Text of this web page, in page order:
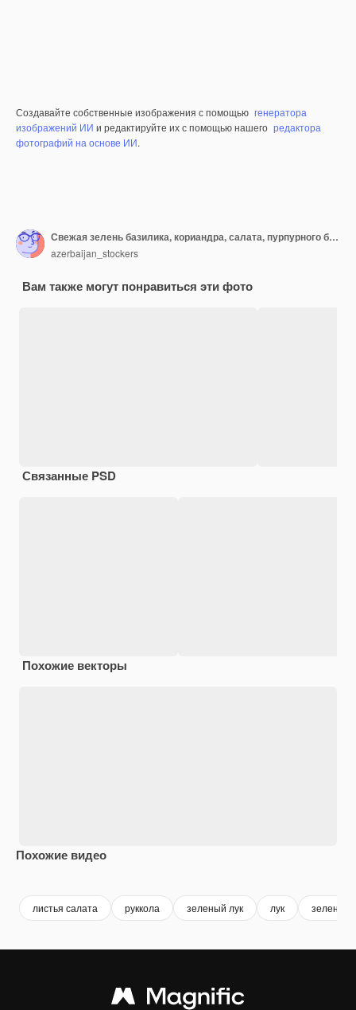
Создавайте собственные изображения с помощью генератора
изображений ИИ и редактируйте их с помощью нашего редактора
фотографий на основе ИИ.
Свежая зелень базилика, кориандра, салата, пурпурного базилика, горного кориандра, укропа, зеленого лука в пластиковых коробках на сером бетоне
azerbaijan_stockers
Вам также могут понравиться эти фото
Связанные PSD
Похожие векторы
Похожие видео
листья салата руккола зеленый лук лук зеленые